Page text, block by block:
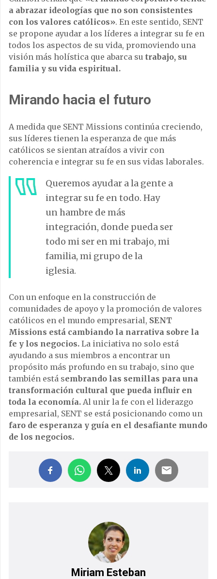
a abrazar ideologías que no son consistentes
con los valores católicos». En este sentido, SENT
se propone ayudar a los líderes a integrar su fe en
todos los aspectos de su vida, promoviendo una
visión más holística que abarca su trabajo, su
familia y su vida espiritual.
Mirando hacia el futuro
A medida que SENT Missions continúa creciendo,
sus líderes tienen la esperanza de que más
católicos se sientan atraídos a vivir con
coherencia e integrar su fe en sus vidas laborales.
Queremos ayudar a la gente a
integrar su fe en todo. Hay
un hambre de más
integración, donde pueda ser
todo mi ser en mi trabajo, mi
familia, mi grupo de la
iglesia.
Con un enfoque en la construcción de
comunidades de apoyo y la promoción de valores
católicos en el mundo empresarial, SENT
Missions está cambiando la narrativa sobre la
fe y los negocios. La iniciativa no solo está
ayudando a sus miembros a encontrar un
propósito más profundo en su trabajo, sino que
también está sembrando las semillas para una
transformación cultural que pueda influir en
toda la economía. Al unir la fe con el liderazgo
empresarial, SENT se está posicionando como un
faro de esperanza y guía en el desafiante mundo
de los negocios.
Miriam Esteban